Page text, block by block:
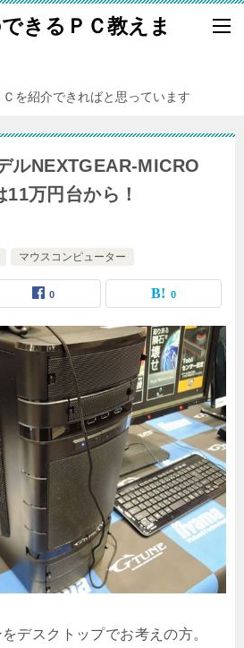
きるＰＣ教えま
を紹介できればと思っています
ルNEXTGEAR-MICRO
万円台から！
マウスコンピューター
0 0
デスクトップでお考えの方。